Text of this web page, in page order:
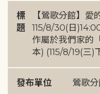
標
題
【鶯歌分館】愛
115/8/30(日
作屬於我們家的
本) (115/8/19(三)
發布單位 鶯歌